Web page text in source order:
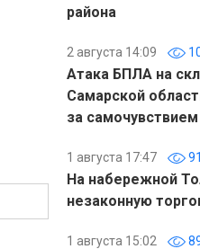
района
2 августа 14:09
Атака БПЛА на
Самарской
за самочувствием
1 августа 17:47
На набережной
незаконную
1 августа 15:02